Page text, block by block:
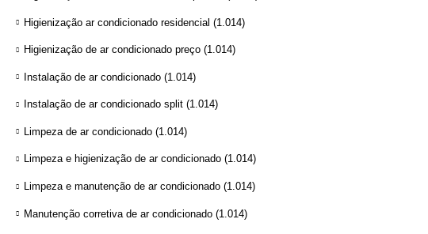
Higienização ar condicionado residencial (1.014)
Higienização de ar condicionado preço (1.014)
Instalação de ar condicionado (1.014)
Instalação de ar condicionado split (1.014)
Limpeza de ar condicionado (1.014)
Limpeza e higienização de ar condicionado (1.014)
Limpeza e manutenção de ar condicionado (1.014)
Manutenção corretiva de ar condicionado (1.014)